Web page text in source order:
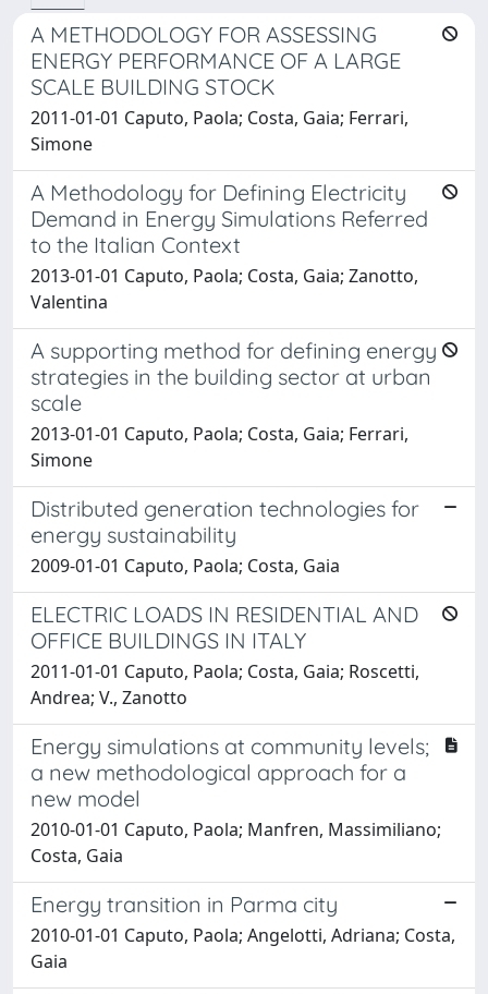
A METHODOLOGY FOR ASSESSING
ENERGY PERFORMANCE OF A LARGE
SCALE BUILDING STOCK
2011-01-01 Caputo, Paola; Costa, Gaia; Ferrari,
Simone
A Methodology for Defining Electricity
Demand in Energy Simulations Referred
to the Italian Context
2013-01-01 Caputo, Paola; Costa, Gaia; Zanotto,
Valentina
A supporting method for defining energy
strategies in the building sector at urban
scale
2013-01-01 Caputo, Paola; Costa, Gaia; Ferrari,
Simone
Distributed generation technologies for
energy sustainability
2009-01-01 Caputo, Paola; Costa, Gaia
ELECTRIC LOADS IN RESIDENTIAL AND
OFFICE BUILDINGS IN ITALY
2011-01-01 Caputo, Paola; Costa, Gaia; Roscetti,
Andrea; V., Zanotto
Energy simulations at community levels;
a new methodological approach for a
new model
2010-01-01 Caputo, Paola; Manfren, Massimiliano;
Costa, Gaia
Energy transition in Parma city
2010-01-01 Caputo, Paola; Angelotti, Adriana; Costa,
Gaia